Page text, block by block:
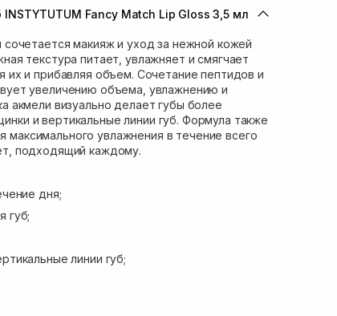
и Гудачека 23 (ТЦ Экватор) В наличии
Fancy Match Lip Gloss 3,5 мл
макияж и уход за нежной кожей
текстура питает, увлажняет и смягчает
их и прибавляя объем. Сочетание пептидов и
увеличению объема, увлажнению и
акмели визуально делает губы более
и вертикальные линии губ. Формула также
увлажнения в течение всего
подходящий каждому.
дня;
губ;
линии губ;